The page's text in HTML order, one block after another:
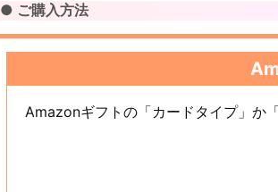
● ご購入方法
Amazonギフトの「カードタイプ」か